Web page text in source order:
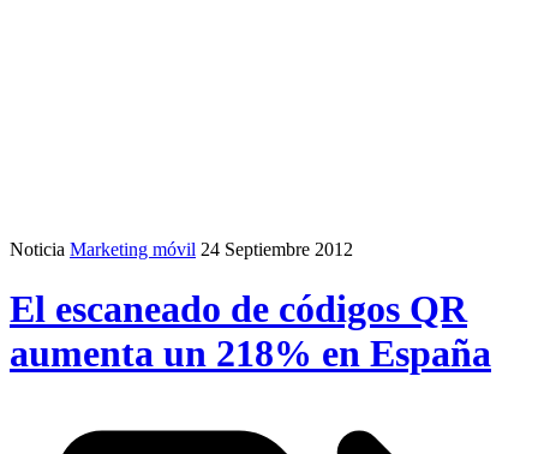
Noticia Marketing móvil 24 Septiembre 2012
El escaneado de códigos QR
aumenta un 218% en España